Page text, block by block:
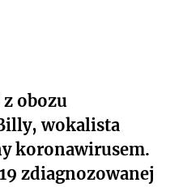
obozu
wokalista
koronawirusem.
zdiagnozowanej